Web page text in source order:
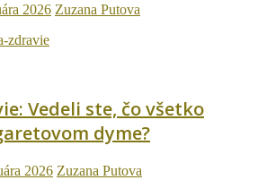
2026 Zuzana Putova
Vedeli ste, čo všetko
dyme?
2026 Zuzana Putova